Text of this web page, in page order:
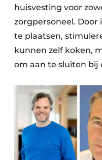
huisvesting voor
zorgpersoneel. Door
te plaatsen,
kunnen zelf koken,
om aan te sluiten bij